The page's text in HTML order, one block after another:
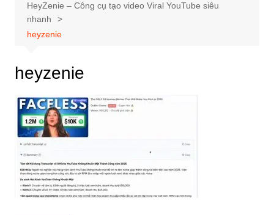
HeyZenie – Công cụ tạo video Viral YouTube siêu
nhanh
heyzenie
heyzenie